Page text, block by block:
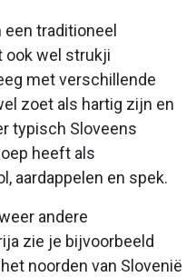
een traditioneel
ook wel strukji
met verschillende
zoet als hartig zijn en
typisch Sloveens
heeft als
aardappelen en spek.
andere
zie je bijvoorbeeld
noorden van Slovenië